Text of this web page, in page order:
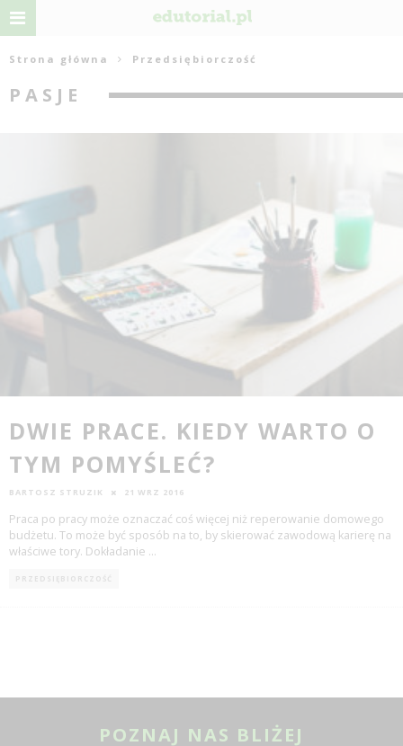
Strona główna Przedsiębiorczość
PASJE
DWIE PRACE. KIEDY WARTO O
TYM POMYŚLEĆ?
BARTOSZ STRUZIK 21 WRZ 2016
Praca po pracy może oznaczać coś więcej niż reperowanie domowego
budżetu. To może być sposób na to, by skierować zawodową karierę na
właściwe tory. Dokładanie ...
PRZEDSIĘBIORCZOŚĆ
POZNAJ NAS BLIŻEJ